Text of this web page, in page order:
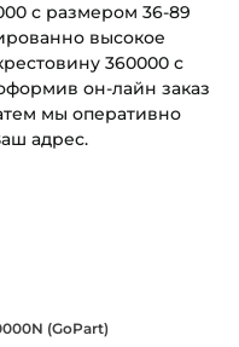
с размером 36-89
высокое
360000 с
он-лайн заказ
мы оперативно
адрес.
:
мм, 36х89
(GoPart)